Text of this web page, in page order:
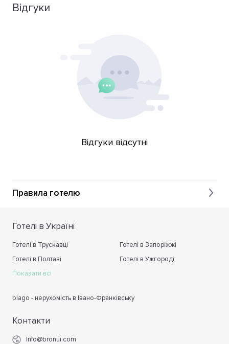
Відгуки
Відгуки відсутні
Правила готелю
Готелі в Україні
Готелі в Трускавці
Готелі в Запоріжжі
Готелі в Полтаві
Готелі в Ужгороді
Показати всі
blago - нерухомість в Івано-Франківську
Контакти
Info@bronui.com